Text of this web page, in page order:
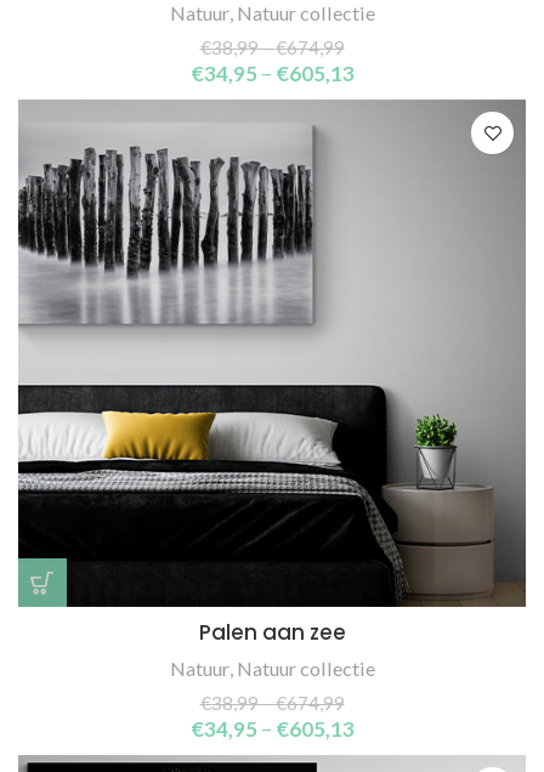
Natuur, Natuur collectie
€38,99–€674,99
€34,95 – €605,13
Palen aan zee
Natuur, Natuur collectie
€38,99–€674,99
€34,95 – €605,13